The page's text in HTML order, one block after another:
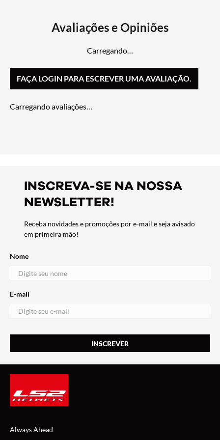
Carregando…
FAÇA LOGIN PARA ESCREVER UMA AVALIAÇÃO.
Carregando avaliações…
INSCREVA-SE NA NOSSA
NEWSLETTER!
Receba novidades e promoções por e-mail e seja avisado
em primeira mão!
Nome
E-mail
Always Ahead